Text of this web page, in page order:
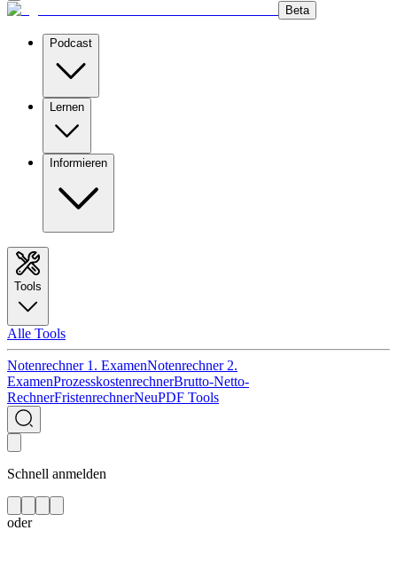
Beta
Podcast
Lernen
Informieren
Tools
Alle Tools
Notenrechner 1. ExamenNotenrechner 2.
ExamenProzesskostenrechnerBrutto-Netto-
RechnerFristenrechnerNeuPDF Tools
Schnell anmelden
oder